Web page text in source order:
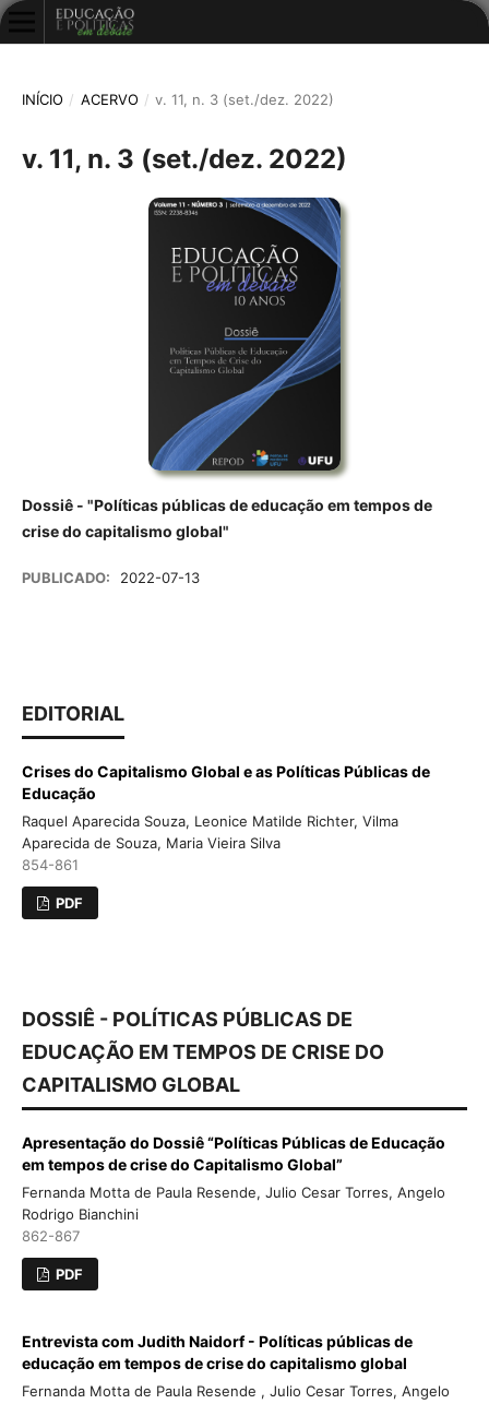
INÍCIO / ACERVO / v. 11, n. 3 (set./dez. 2022)
v. 11, n. 3 (set./dez. 2022)
Dossiê - "Políticas públicas de educação em tempos de
crise do capitalismo global"
PUBLICADO: 2022-07-13
EDITORIAL
Crises do Capitalismo Global e as Políticas Públicas de
Educação
Raquel Aparecida Souza, Leonice Matilde Richter, Vilma
Aparecida de Souza, Maria Vieira Silva
854-861
PDF
DOSSIÊ - POLÍTICAS PÚBLICAS DE
EDUCAÇÃO EM TEMPOS DE CRISE DO
CAPITALISMO GLOBAL
Apresentação do Dossiê “Políticas Públicas de Educação
em tempos de crise do Capitalismo Global”
Fernanda Motta de Paula Resende, Julio Cesar Torres, Angelo
Rodrigo Bianchini
862-867
PDF
Entrevista com Judith Naidorf - Políticas públicas de
educação em tempos de crise do capitalismo global
Fernanda Motta de Paula Resende , Julio Cesar Torres, Angelo